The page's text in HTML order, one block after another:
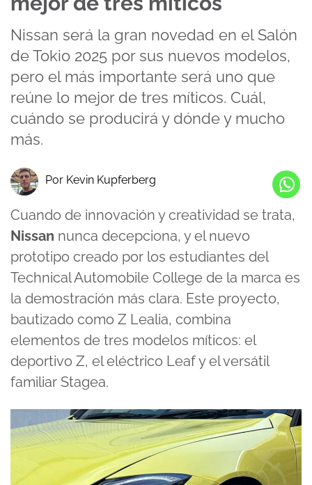
Nissan será la gran novedad en el Salón
de Tokio 2025 por sus nuevos modelos,
pero el más importante será uno que
reúne lo mejor de tres míticos. Cuál,
cuándo se producirá y dónde y mucho
más.
Por Kevin Kupferberg
Cuando de innovación y creatividad se trata,
Nissan nunca decepciona, y el nuevo
prototipo creado por los estudiantes del
Technical Automobile College de la marca es
la demostración más clara. Este proyecto,
bautizado como Z Lealia, combina
elementos de tres modelos míticos: el
deportivo Z, el eléctrico Leaf y el versátil
familiar Stagea.